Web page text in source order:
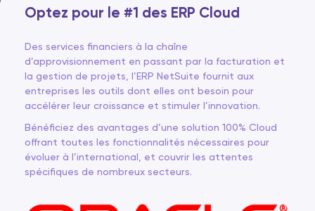
Optez pour le #1 des ERP Cloud
Des services financiers à la chaîne
d’approvisionnement en passant par la facturation et
la gestion de projets, l’ERP NetSuite fournit aux
entreprises les outils dont elles ont besoin pour
accélérer leur croissance et stimuler l’innovation.
Bénéficiez des avantages d’une solution 100% Cloud
offrant toutes les fonctionnalités nécessaires pour
évoluer à l’international, et couvrir les attentes
spécifiques de nombreux secteurs.